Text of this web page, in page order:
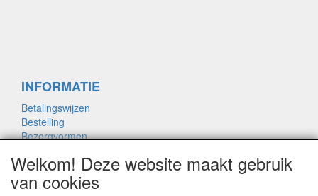
INFORMATIE
Betalingswijzen
Bestelling
Bezorgvormen
Framemaat
Welkom! Deze website maakt gebruik
van cookies